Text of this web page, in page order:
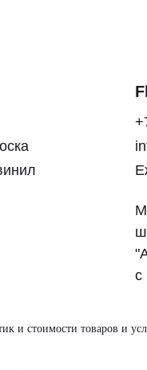
с
и стоимости товаров и